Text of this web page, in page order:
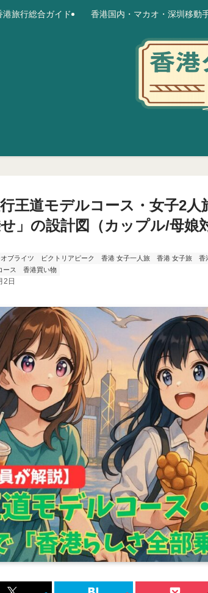
港旅行総合ガイド 香港国内・マカオ・深圳移動
行王道モデルコース・女子2
」の設計図（カップル/母娘
ブライツ ビクトリアピーク 香港 女子一人旅 香港 女子旅 香
ース 香港買い物
2日